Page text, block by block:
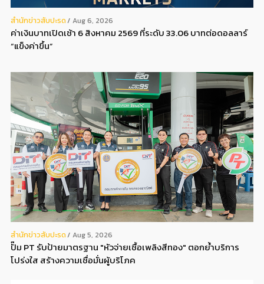
สํานักข่าวสับปะรด Aug 6, 2026
ค่าเงินบาทเปิดเช้า 6 สิงหาคม 2569 ที่ระดับ 33.06 บาทต่อดอลลาร์
“แข็งค่าขึ้น”
สํานักข่าวสับปะรด Aug 5, 2026
ปั๊ม PT รับป้ายมาตรฐาน "หัวจ่ายเชื้อเพลิงสีทอง" ตอกย้ำบริการ
โปร่งใส สร้างความเชื่อมั่นผู้บริโภค